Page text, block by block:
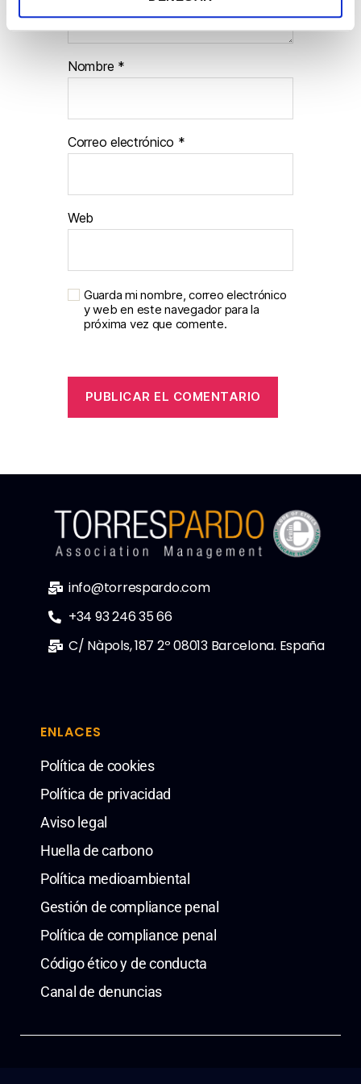
e
Nombre *
Correo electrónico *
Web
Guarda mi nombre, correo electrónico
y web en este navegador para la
próxima vez que comente.
info@torrespardo.com
+34 93 246 35 66
C/ Nàpols, 187 2º 08013 Barcelona. España
ENLACES
Política de cookies
Política de privacidad
Aviso legal
Huella de carbono
Política medioambiental
Gestión de compliance penal
Política de compliance penal
Código ético y de conducta
Canal de denuncias